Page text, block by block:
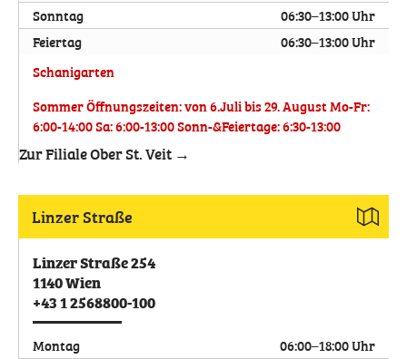
Sonntag
06:30–13:00 Uhr
Feiertag
06:30–13:00 Uhr
Schanigarten
Sommer Öffnungszeiten: von 6.Juli bis 29. August Mo-Fr:
6:00-14:00 Sa: 6:00-13:00 Sonn-&Feiertage: 6:30-13:00
Zur Filiale Ober St. Veit →
Linzer Straße
Linzer Straße 254
1140Wien
+43 1 2568800-100
Montag
06:00–18:00 Uhr